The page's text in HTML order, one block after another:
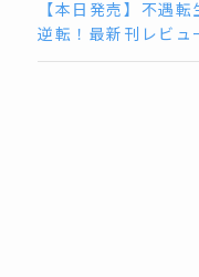
【本日発売】不遇
逆転！最新刊レビュ